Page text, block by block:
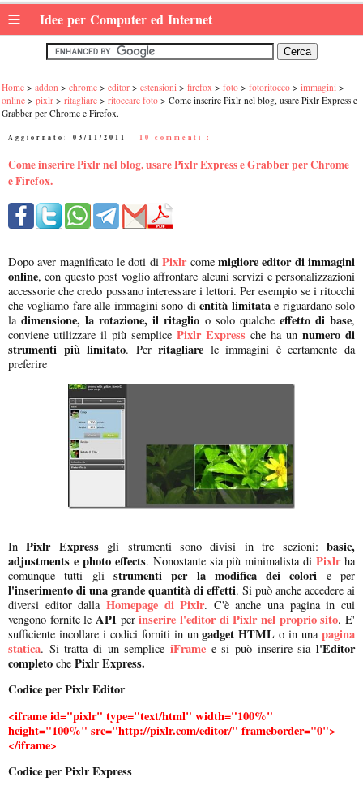
≡ Idee per Computer ed Internet
Home addon chrome editor estensioni firefox foto fotoritocco
immagini
online
pixlr ritagliare ritoccare foto
Come inserire Pixlr nel blog, usare Pixlr Express e
Grabber per Chrome e Firefox.
Aggiornato: 03/11/2011 10 commenti :
Come inserire Pixlr nel blog, usare Pixlr Express e Grabber per Chrome
e Firefox.
Dopo aver magnificato le doti di Pixlrcome migliore editor di immagini
online, con questo post voglio affrontare alcuni servizi e personalizzazioni
accessorie che credo possano interessare i lettori. Per esempio se i ritocchi
che vogliamo fare alle immagini sono dientità limitatae riguardano solo
ladimensione, la rotazione, il ritaglio o solo qualcheeffetto di base,
conviene utilizzare il più semplice Pixlr Express che ha un numero di
strumenti più limitato. Perritagliare le immagini è certamente da
preferire
InPixlr Expressgli strumenti sono divisi in tre sezioni: basic,
adjustments e photo effects. Nonostante sia più minimalista diPixlrha
comunque tutti gli strumenti per la modifica dei colori e per
l'inserimento di una grande quantità di effetti. Si può anche accedere ai
diversi editor dalla Homepage di Pixlr. C'è anche una pagina in cui
vengono fornite le API perinserire l'editor di Pixlr nel proprio sito. E'
sufficiente incollare i codici forniti in ungadget HTML o in unapagina
statica. Si tratta di un semplice iFrame e si può inserire sial'Editor
completo che Pixlr Express.
Codice per Pixlr Editor
<iframe id="pixlr" type="text/html" width="100%"
height="100%" src="http://pixlr.com/editor/" frameborder="0">
</iframe>
Codice per Pixlr Express